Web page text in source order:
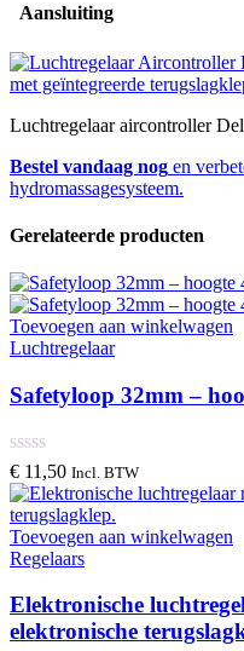
Aansluiting
Luchtregelaar aircontroller
Bestel vandaag nog en
hydromassagesysteem.
Gerelateerde producten
Toevoegen aan winkelwagen
Luchtregelaar
Safetyloop 32mm –
€ 11,50 Incl. BTW
Toevoegen aan winkelwagen
Regelaars
Elektronische
elektronische